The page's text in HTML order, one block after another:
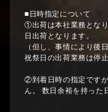
■日時指定について
①出荷は本社業務とな
日出荷となります。
（但し、事情により後
祝祭日の出荷業務は停
②到着日時の指定です
ん。 数日余裕を持った